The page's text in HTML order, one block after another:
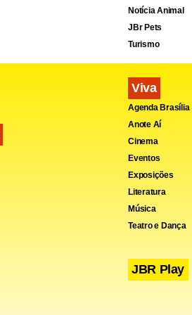
No
período de
apontaram
adotassem
para a
prediais
Notícia Animal
JBr Pets
Turismo
Viva
Agenda Brasília
Anote Aí
Cinema
Eventos
Exposições
Literatura
Música
Teatro e Dança
JBR Play